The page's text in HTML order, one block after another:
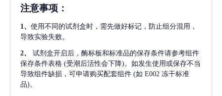
注意事项 ：
1、 使用不同的试剂盒时，需先做好标记，防止组分混用，
导致实验失败。
2、
试剂盒开启后，酶标板和标准品的保存条件请参考组件
保存条件表格 (受潮后活性会下降)。如发生使用或保存不当
导致组件缺损，可申请购买配套组件 (如 E002 冻干标准
品)。